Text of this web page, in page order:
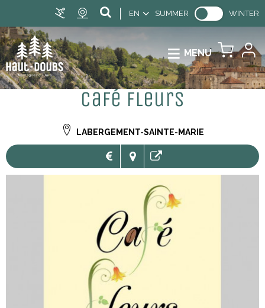
EN SUMMER WINTER
MENU
Café Fleurs
LABERGEMENT-SAINTE-MARIE